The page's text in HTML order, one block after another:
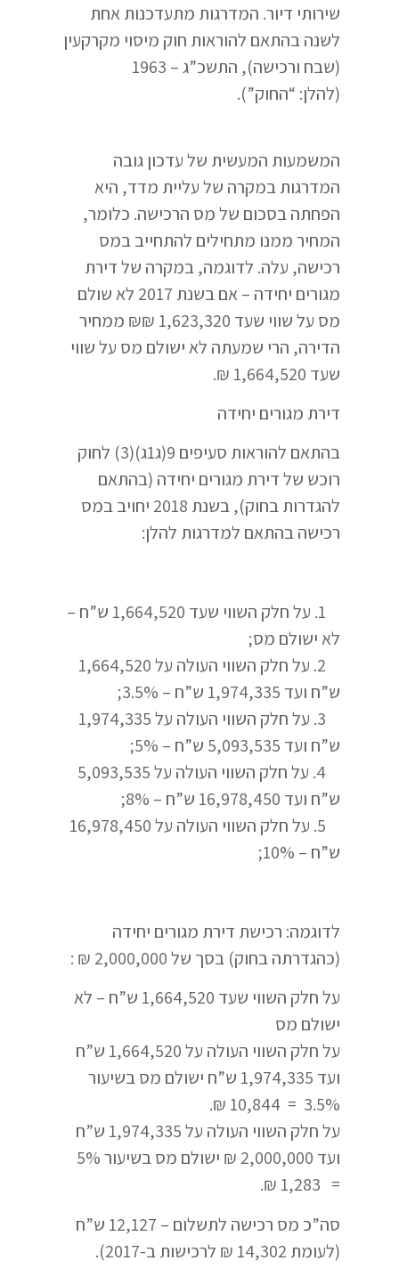
שירותי דיור. המדרגות מתעדכנות אחת
לשנה בהתאם להוראות חוק מיסוי מקרקעין
(שבח ורכישה), התשכ”ג – 1963
(להלן: “החוק”).
המשמעות המעשית של עדכון גובה
המדרגות במקרה של עליית מדד, היא
הפחתה בסכום של מס הרכישה. כלומר,
המחיר ממנו מתחילים להתחייב במס
רכישה, עלה. לדוגמה, במקרה של דירת
מגורים יחידה – אם בשנת 2017 לא שולם
מס על שווי שעד 1,623,320 ₪₪ ממחיר
הדירה, הרי שמעתה לא ישולם מס על שווי
שעד 1,664,520 ₪.
דירת מגורים יחידה
בהתאם להוראות סעיפים 9(ג1ג)(3) לחוק
רוכש של דירת מגורים יחידה (בהתאם
להגדרות בחוק), בשנת 2018 יחויב במס
רכישה בהתאם למדרגות להלן:
1. על חלק השווי שעד 1,664,520 ש”ח –
לא ישולם מס;
2. על חלק השווי העולה על 1,664,520
ש”ח ועד 1,974,335 ש”ח – 3.5%;
3. על חלק השווי העולה על 1,974,335
ש”ח ועד 5,093,535 ש”ח – 5%;
4. על חלק השווי העולה על 5,093,535
ש”ח ועד 16,978,450 ש”ח – 8%;
5. על חלק השווי העולה על 16,978,450
ש”ח – 10%;
לדוגמה: רכישת דירת מגורים יחידה
(כהגדרתה בחוק) בסך של 2,000,000 ₪ :
על חלק השווי שעד 1,664,520 ש”ח – לא
ישולם מס
על חלק השווי העולה על 1,664,520 ש”ח
ועד 1,974,335 ש”ח ישולם מס בשיעור
3.5% = 10,844 ₪.
על חלק השווי העולה על 1,974,335 ש”ח
= 1,283 ₪.
סה”כ מס רכישה לתשלום – 12,127 ש”ח
(לעומת 14,302 ₪ לרכישות ב-2017).